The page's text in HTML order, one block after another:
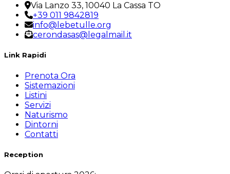
Via Lanzo 33, 10040 La Cassa TO
+39 011 9842819
info@lebetulle.org
cerondasas@legalmail.it
Link Rapidi
Prenota Ora
Sistemazioni
Listini
Servizi
Naturismo
Dintorni
Contatti
Reception